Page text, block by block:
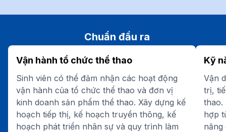
Chuẩn đầu ra
Vận hành tổ chức thể thao
Sinh viên có thể đảm nhận các hoạt động
vận hành của tổ chức thể thao và đơn vị
kinh doanh sản phẩm thể thao. Xây dựng kế
hoạch tiếp thị, kế hoạch truyền thông, kế
hoạch phát triển nhân sự và quy trình làm
Kỹ
Vận
trị,
thao.
hợp
năng